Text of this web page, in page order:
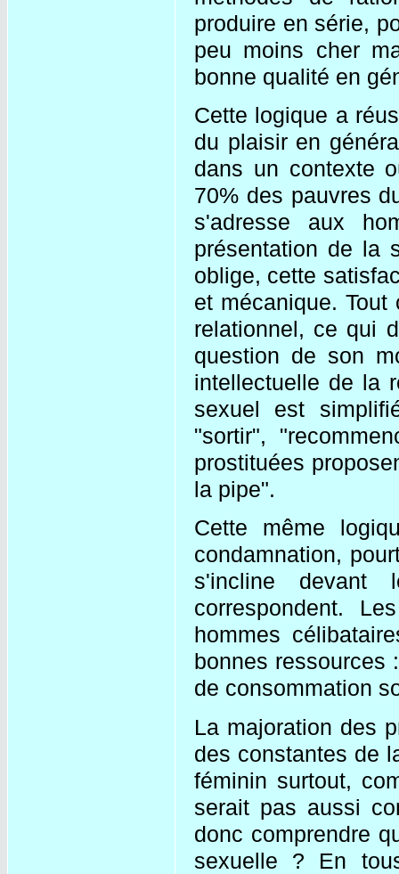
produire en série,
peu moins cher
bonne qualité en
Cette logique a
du plaisir en
dans un contexte
70% des pauvres
s'adresse aux
présentation de la
oblige, cette
et mécanique.
relationnel, ce qui
question de son
intellectuelle de la
sexuel est
"sortir",
prostituées
la pipe".
Cette même
condamnation,
s'incline devant
correspondent.
hommes
bonnes ressources
de consommation
La majoration des
des constantes de
féminin surtout,
serait pas aussi
donc comprendre
sexuelle ? En